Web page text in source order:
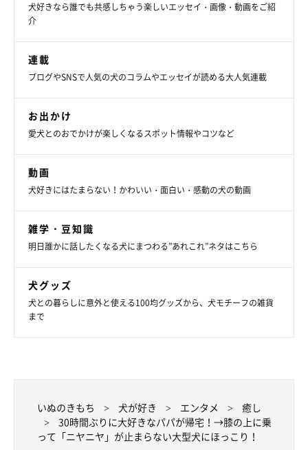
犬好きなら誰でも共感しちゃう楽しいエッセイ・画像・動画をご紹
介
連載
ブログやSNSで人気の犬のコラムやエッセイが読める大人気連載
お出かけ
愛犬とのおでかけが楽しくなるスポット情報やコツなど
動画
犬好きにはたまらない！かわいい・面白い・感動の犬の動画
雑学・豆知識
明日誰かに話したくなる犬にまつわる”あれこれ”ネタはこちら
犬グッズ
犬との暮らしに意外と使える100均グッズから、犬モチーフの雑貨
まで
いぬのきもち 犬が好き エンタメ
癒し
30時間ぶりに大好きなパパが帰宅！→膝の上に乗
って「ニヤニヤ」が止まらない大型犬にほっこり！